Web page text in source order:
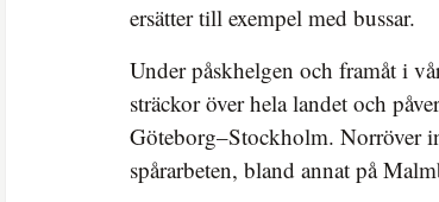
ersätter till exempel med bussar.
Under påskhelgen och framåt i
sträckor över hela landet och
Göteborg–Stockholm. Norröver
spårarbeten, bland annat på